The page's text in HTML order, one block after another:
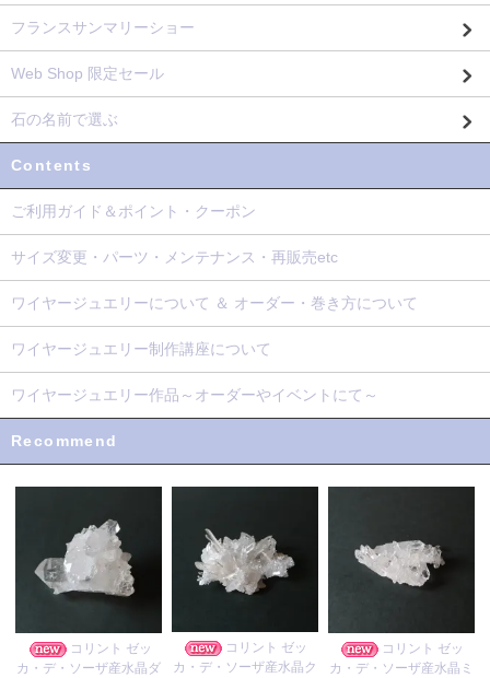
フランスサンマリーショー
Web Shop 限定セール
石の名前で選ぶ
Contents
ご利用ガイド＆ポイント・クーポン
サイズ変更・パーツ・メンテナンス・再販売etc
ワイヤージュエリーについて ＆ オーダー・巻き方について
ワイヤージュエリー制作講座について
ワイヤージュエリー作品～オーダーやイベントにて～
Recommend
コリント ゼッ
カ・デ・ソーザ産水晶ダ
コリント ゼッ
カ・デ・ソーザ産水晶ク
コリント ゼッ
カ・デ・ソーザ産水晶ミ